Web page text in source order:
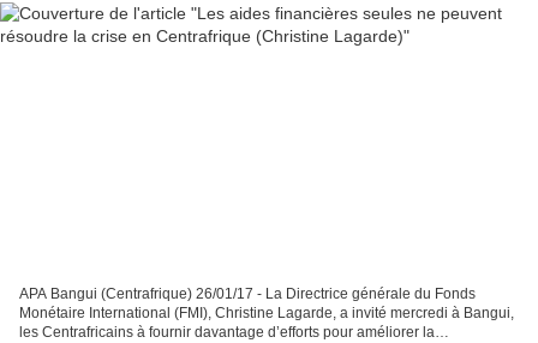
APA Bangui (Centrafrique) 26/01/17 - La Directrice générale du Fonds
Monétaire International (FMI), Christine Lagarde, a invité mercredi à Bangui,
les Centrafricains à fournir davantage d’efforts pour améliorer la